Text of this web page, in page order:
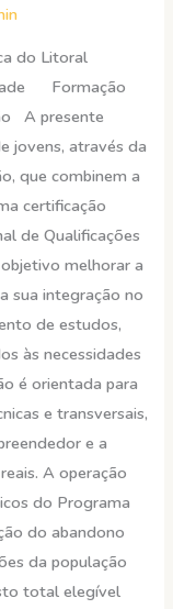
do Litoral
Formação
A presente
jovens, através da
que combinem a
certificação
de Qualificações
melhorar a
sua integração no
de estudos,
às necessidades
é orientada para
e transversais,
e a
A operação
do Programa
do abandono
da população
total elegível